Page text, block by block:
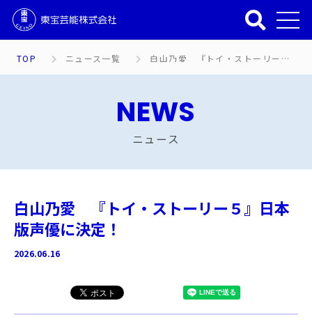
TOP ニュース一覧 白山乃愛 『トイ・ストーリー５』日本版声優に決定！
NEWS
ニュース
白山乃愛 『トイ・ストーリー５』日本
版声優に決定！
2026.06.16